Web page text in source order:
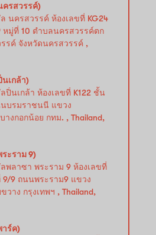
ครสวรรค์)
นครสวรรค์ ห้องเลขที่ KG24
หมู่ที่ 10 ตำบลนครสวรรค์ตก
รรค์ จังหวัดนครสวรรค์ ,
นเกล้า)
ปิ่นเกล้า ห้องเลขที่ K122 ชั้น
นบรมราชนนี แขวง
งกอกน้อย กทม. , Thailand,
ะราม 9)
พลาซา พระราม 9 ห้องเลขที่
9/9 ถนนพระราม9 แขวง
วาง กรุงเทพฯ , Thailand,
าร์ค)